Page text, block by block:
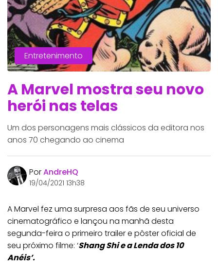
Entretenimento
A Marvel mostra seu novo
herói nas telas
Um dos personagens mais clássicos da editora nos
anos 70 chegando ao cinema
PorAndreHQ
19/04/2021 13h38
A Marvel fez uma surpresa aos fãs de seu universo
cinematográfico e lançou na manhã desta
segunda-feira o primeiro trailer e pôster oficial de
seu próximo filme: ‘Shang Shi e a Lenda dos 10
Anéis’.